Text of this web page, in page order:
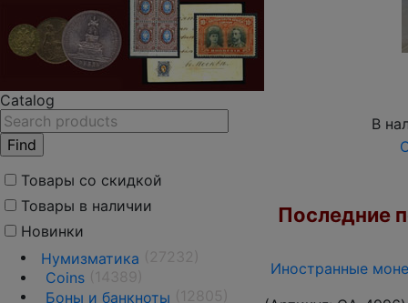
Catalog
Товары со скидкой
Товары в наличии
Новинки
Нумизматика
Coins
Боны и банкноты
В
Последние
Иностранные